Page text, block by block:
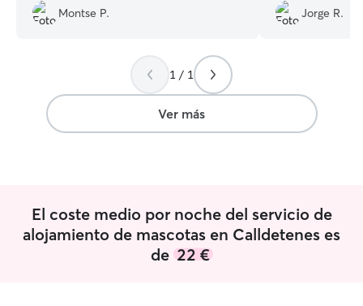
confianza y cariño, y durante toda la
estancia nos mantuvo informados con
que valoramos muchísimo. Berto ha
estado tan bien atendido, mimado y
cuidado que casi parecía que no quería
volver a casa. Se notaba que estaba
feliz, tranquilo y como en familia. No
Montse P.
nuestro joven
muy activo y
hizo super
muchísima
Así que
Jorge R.
1 / 1
Ver más
El coste medio por noche del servicio de
alojamiento de mascotas en Calldetenes es
de 22 €